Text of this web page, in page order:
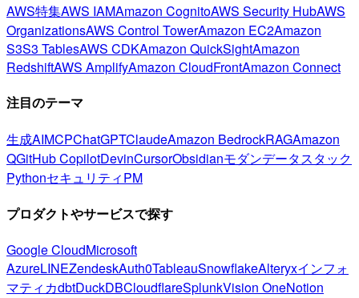
AWS特集AWS IAMAmazon CognitoAWS Security HubAWS
OrganizationsAWS Control TowerAmazon EC2Amazon
S3S3 TablesAWS CDKAmazon QuickSightAmazon
RedshiftAWS AmplifyAmazon CloudFrontAmazon Connect
注目のテーマ
生成AIMCPChatGPTClaudeAmazon BedrockRAGAmazon
QGitHub CopilotDevinCursorObsidianモダンデータスタック
PythonセキュリティPM
プロダクトやサービスで探す
Google CloudMicrosoft
AzureLINEZendeskAuth0TableauSnowflakeAlteryxインフォ
マティカdbtDuckDBCloudflareSplunkVision OneNotion